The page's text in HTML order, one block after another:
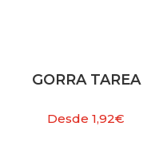
GORRA TAREA
Desde1,92€